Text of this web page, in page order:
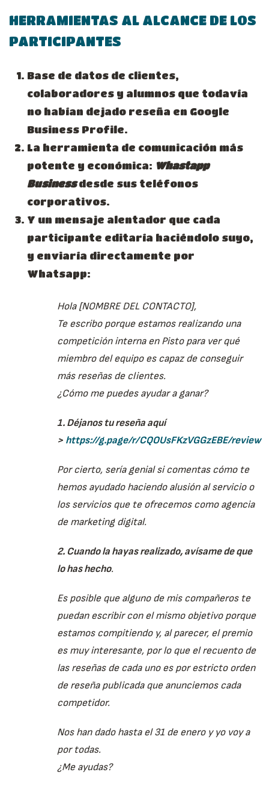
HERRAMIENTAS AL ALCANCE DE LOS
PARTICIPANTES
Base de datos de clientes,
colaboradores y alumnos que todavía
no habían dejado reseña en Google
Business Profile.
La herramienta de comunicación más
potente y económica: Whastapp
Businessdesde sus teléfonos
corporativos.
Y un mensaje alentador que cada
participante editaría haciéndolo suyo,
y enviaría directamente por
Whatsapp:
Hola [NOMBRE DEL CONTACTO],
Te escribo porque estamos realizando una
competición interna en Pisto para ver qué
miembro del equipo es capaz de conseguir
más reseñas de clientes.
¿Cómo me puedes ayudar a ganar?
1. Déjanos tu reseña aquí
> https://g.page/r/CQOUsFKzVGGzEBE/review
Por cierto, sería genial si comentas cómo te
hemos ayudado haciendo alusión al servicio o
los servicios que te ofrecemos como agencia
de marketing digital.
2. Cuando la hayas realizado, avísame de que
lo has hecho.
Es posible que alguno de mis compañeros te
puedan escribir con el mismo objetivo porque
estamos compitiendo y, al parecer, el premio
es muy interesante, por lo que el recuento de
las reseñas de cada uno es por estricto orden
de reseña publicada que anunciemos cada
competidor.
Nos han dado hasta el 31 de enero y yo voy a
por todas.
¿Me ayudas?